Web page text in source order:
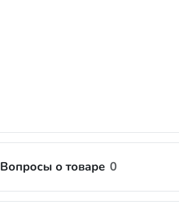
Вопросы о товаре 0